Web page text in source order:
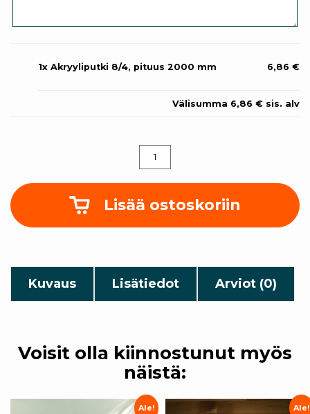
1x Akryyliputki 8/4, pituus 2000 mm 6,86 €
Välisumma 6,86 € sis. alv
2000
mm
määrä
Lisää ostoskoriin
Kuvaus Lisätiedot Arviot (0)
Voisit olla kiinnostunut myös
näistä:
Ale! Ale!